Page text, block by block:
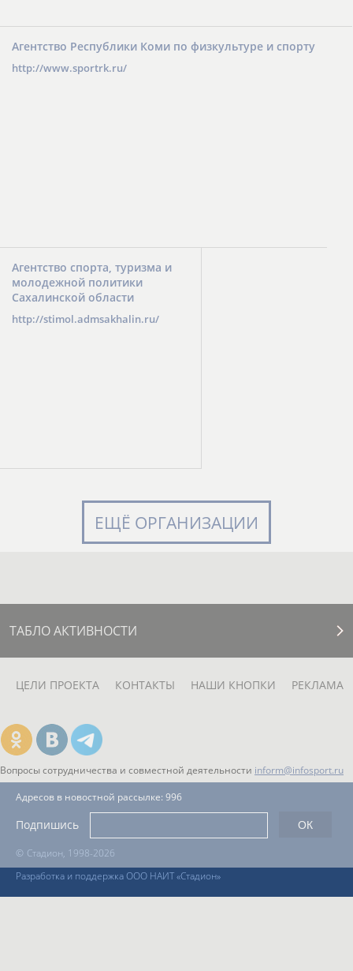
Агентство Республики Коми по физкультуре и спорту
http://www.sportrk.ru/
Агентство спорта, туризма и
молодежной политики
Сахалинской области
http://stimol.admsakhalin.ru/
ЕЩЁ ОРГАНИЗАЦИИ
ТАБЛО АКТИВНОСТИ
ЦЕЛИ ПРОЕКТА КОНТАКТЫ НАШИ КНОПКИ РЕКЛАМА
Вопросы сотрудничества и совместной деятельности inform@infosport.ru
© Стадион, 1998-2026
Разработка и поддержка ООО НАИТ «Стадион»
Адресов в новостной рассылке: 996
Подпишись